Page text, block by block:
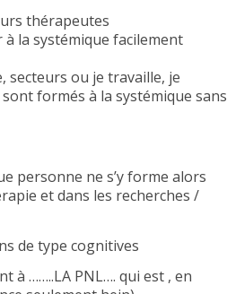
thérapeutes
la systémique facilement
secteurs ou je travaille, je
formés à la systémique sans
personne ne s’y forme alors
et dans les recherches /
de type cognitives
à ……..LA PNL…. qui est , en